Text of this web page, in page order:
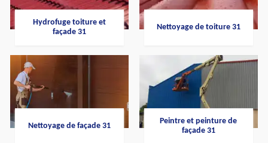
Hydrofuge toiture et
façade 31
Nettoyage de toiture 31
Nettoyage de façade 31
Peintre et peinture de
façade 31